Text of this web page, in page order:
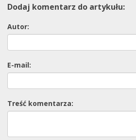
Dodaj komentarz do artykułu:
Autor:
E-mail:
Treść komentarza: